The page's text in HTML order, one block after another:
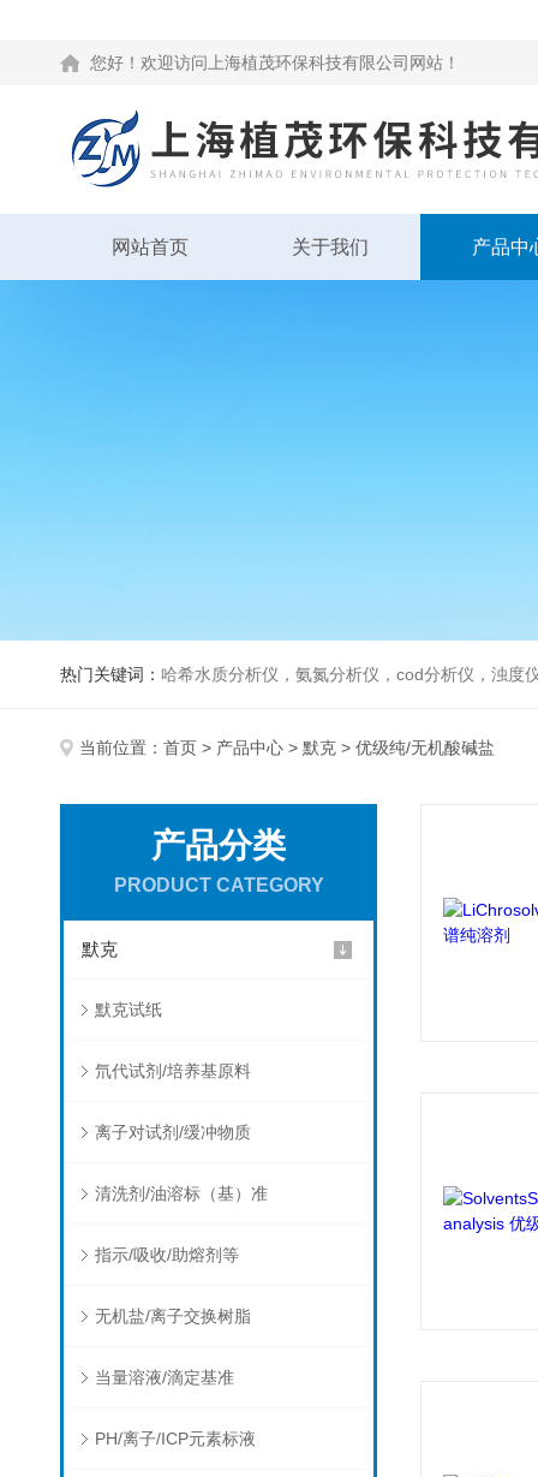
您好！欢迎访问上海植茂环保科技有限公司网站！
网站首页 关于我们 产品中
热门关键词： 哈希水质分析仪，氨氮分析仪，cod分析仪，浊度
当前位置： 首页 > 产品中心 > 默克 > 优级纯/无机酸碱盐
产品分类
PRODUCT CATEGORY
默克
默克试纸
氘代试剂/培养基原料
离子对试剂/缓冲物质
清洗剂/油溶标（基）准
指示/吸收/助熔剂等
无机盐/离子交换树脂
当量溶液/滴定基准
PH/离子/ICP元素标液